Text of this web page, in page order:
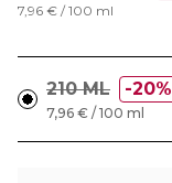
7,96 € / 100 ml
210 ML 20%
7,96 € / 100 ml